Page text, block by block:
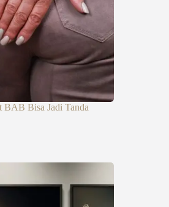
BAB Bisa Jadi Tanda